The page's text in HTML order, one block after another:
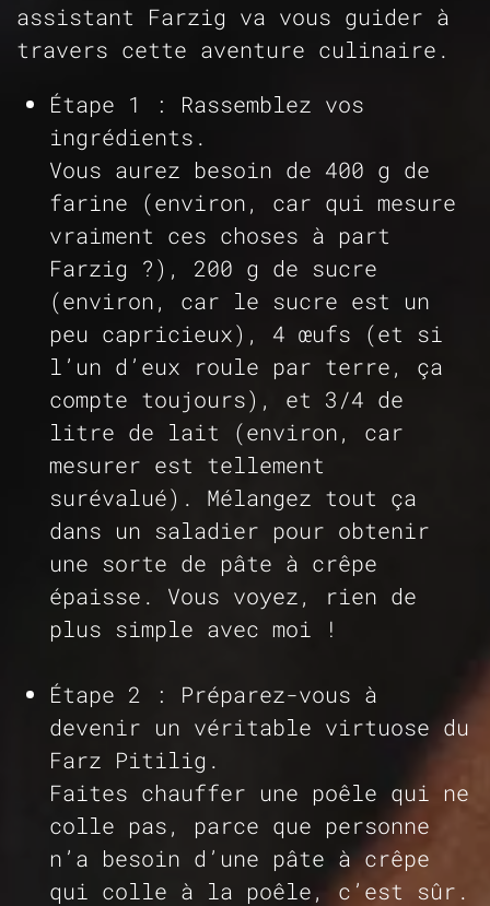
assistant Farzig va vous guider à
travers cette aventure culinaire.
Étape 1 :
Rassemblez vos
ingrédients.
Vous aurez besoin de 400 g de
farine (environ, car qui mesure
vraiment ces choses à part
Farzig ?), 200 g de sucre
(environ, car le sucre est un
peu capricieux), 4 œufs (et si
l’un d’eux roule par terre, ça
compte toujours), et 3/4 de
litre de lait (environ, car
mesurer est tellement
surévalué). Mélangez tout ça
dans un saladier pour obtenir
une sorte de pâte à crêpe
épaisse. Vous voyez, rien de
plus simple avec moi !
Étape 2 : Préparez-vous à
devenir un véritable virtuose du
Farz Pitilig.
Faites chauffer une poêle qui ne
colle pas, parce que personne
n’a besoin d’une pâte à crêpe
qui colle à la poêle, c’est sûr.